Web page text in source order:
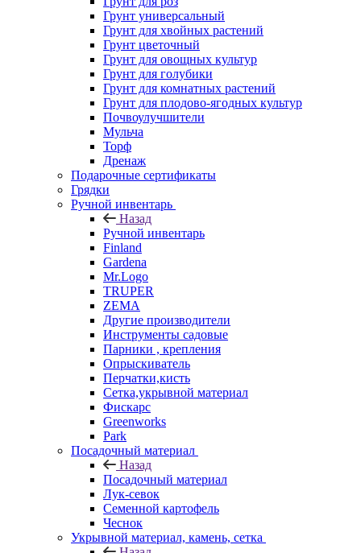
Грунт универсальный
Грунт для хвойных растений
Грунт цветочный
Грунт для овощных культур
Грунт для голубики
Грунт для комнатных растений
Грунт для плодово-ягодных культур
Почвоулучшители
Мульча
Торф
Дренаж
Подарочные сертификаты
Грядки
Ручной инвентарь
Назад
Ручной инвентарь
Finland
Gardena
Mr.Logo
TRUPER
ZEMA
Другие производители
Инструменты садовые
Парники , крепления
Опрыскиватель
Перчатки,кисть
Сетка,укрывной материал
Фискарс
Greenworks
Park
Посадочный материал
Назад
Посадочный материал
Лук-севок
Семенной картофель
Чеснок
Укрывной материал, камень, сетка